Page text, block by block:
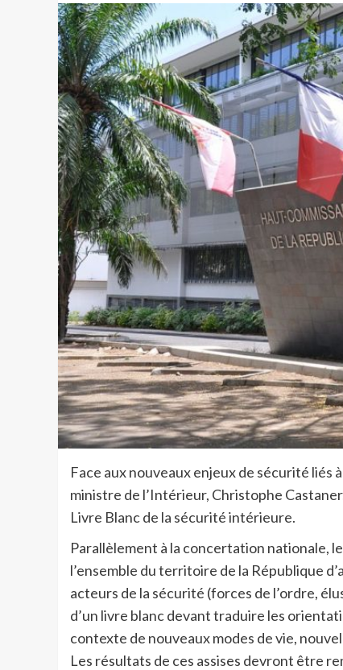
Face aux nouveaux enjeux de sécurité liés
ministre de l’Intérieur, Christophe
Livre Blanc de la sécurité intérieure.
Parallèlement à la concertation nationale,
l’ensemble du territoire de la République
acteurs de la sécurité (forces de l’ordre,
d’un livre blanc devant traduire les
contexte de nouveaux modes de vie,
Les résultats de ces assises devront être